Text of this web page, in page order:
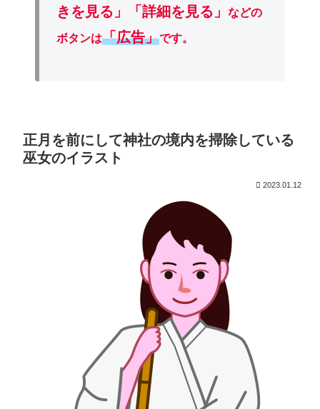
きを見る」「詳細を見る」などの
ボタンは「広告」です。
正月を前にして神社の境内を掃除している
巫女のイラスト
2023.01.12